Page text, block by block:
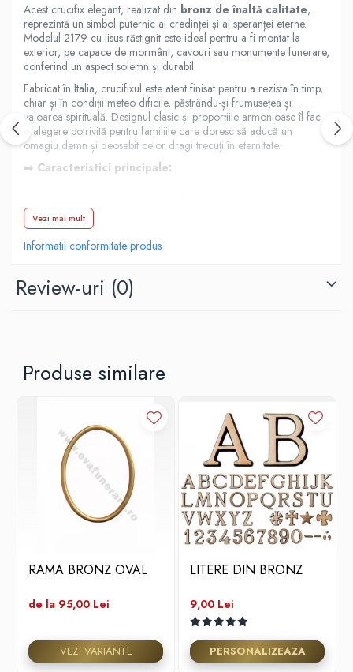
Acest crucifix elegant, realizat din bronz de înaltă calitate,
reprezintă un simbol puternic al credinței și al speranței eterne.
Modelul 2179 cu Iisus răstignit este ideal pentru a fi montat la
exterior, pe capace de mormânt, cavouri sau monumente funerare,
conferind un aspect solemn și durabil.
Fabricat în Italia, crucifixul este atent finisat pentru a rezista în timp,
chiar și în condiții meteo dificile, păstrându-și frumusețea și
valoarea spirituală. Designul clasic și proporțiile armonioase îl fac
o alegere potrivită pentru familiile care doresc să aducă un
omagiu demn și deosebit celor dragi trecuți în eternitate.
➡️ Caracteristici principale:
Dimensiune: 40 cm
Model 2169, cu reprezentarea Mântuitorului Iisus răstignit
Utilizare: montaj pe monumente, cavouri, capace de
Vezi mai mult
Informatii conformitate produs
Review-uri (0)
Produse similare
RAMA BRONZ OVAL
de la 95,00 Lei
VEZI VARIANTE
LITERE DIN BRONZ
9,00 Lei
PERSONALIZEAZA